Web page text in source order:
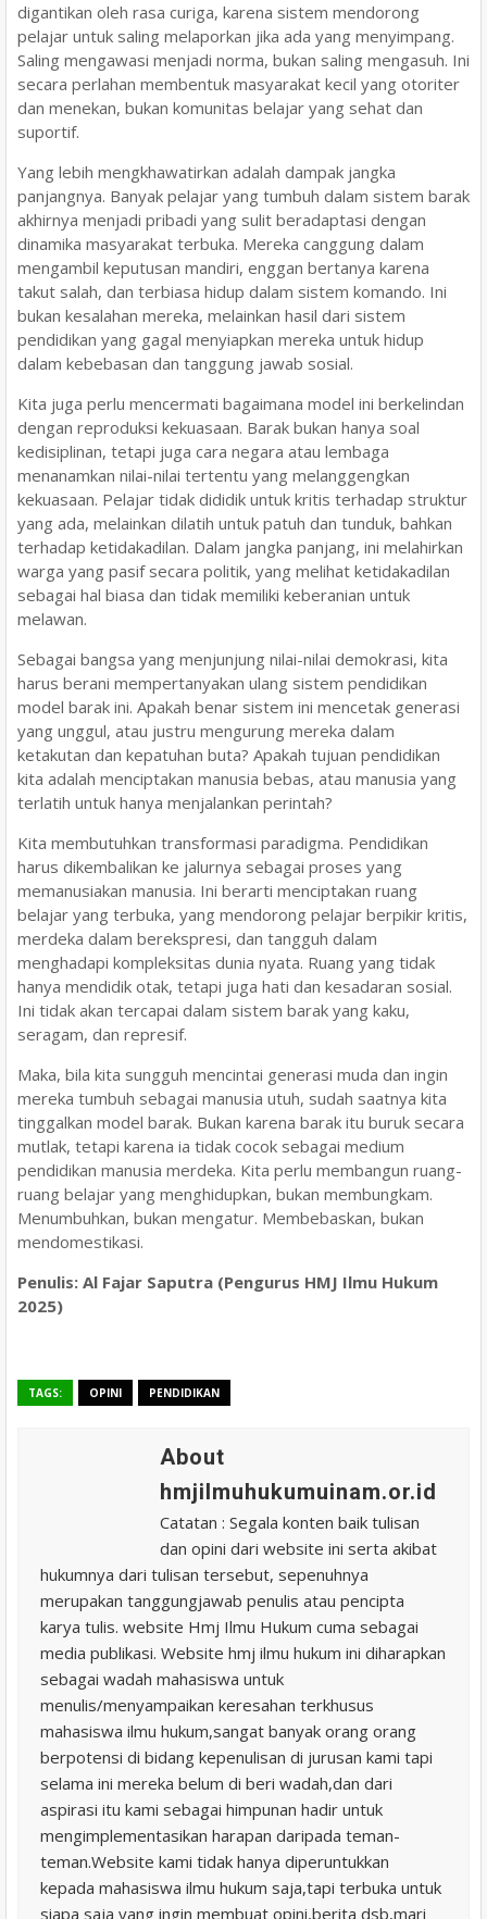
digantikan oleh rasa curiga, karena sistem mendorong
pelajar untuk saling melaporkan jika ada yang menyimpang.
Saling mengawasi menjadi norma, bukan saling mengasuh. Ini
secara perlahan membentuk masyarakat kecil yang otoriter
dan menekan, bukan komunitas belajar yang sehat dan
suportif.
Yang lebih mengkhawatirkan adalah dampak jangka
panjangnya. Banyak pelajar yang tumbuh dalam sistem barak
akhirnya menjadi pribadi yang sulit beradaptasi dengan
dinamika masyarakat terbuka. Mereka canggung dalam
mengambil keputusan mandiri, enggan bertanya karena
takut salah, dan terbiasa hidup dalam sistem komando. Ini
bukan kesalahan mereka, melainkan hasil dari sistem
pendidikan yang gagal menyiapkan mereka untuk hidup
dalam kebebasan dan tanggung jawab sosial.
Kita juga perlu mencermati bagaimana model ini berkelindan
dengan reproduksi kekuasaan. Barak bukan hanya soal
kedisiplinan, tetapi juga cara negara atau lembaga
menanamkan nilai-nilai tertentu yang melanggengkan
kekuasaan. Pelajar tidak dididik untuk kritis terhadap struktur
yang ada, melainkan dilatih untuk patuh dan tunduk, bahkan
terhadap ketidakadilan. Dalam jangka panjang, ini melahirkan
warga yang pasif secara politik, yang melihat ketidakadilan
sebagai hal biasa dan tidak memiliki keberanian untuk
melawan.
Sebagai bangsa yang menjunjung nilai-nilai demokrasi, kita
harus berani mempertanyakan ulang sistem pendidikan
model barak ini. Apakah benar sistem ini mencetak generasi
yang unggul, atau justru mengurung mereka dalam
ketakutan dan kepatuhan buta? Apakah tujuan pendidikan
kita adalah menciptakan manusia bebas, atau manusia yang
terlatih untuk hanya menjalankan perintah?
Kita membutuhkan transformasi paradigma. Pendidikan
harus dikembalikan ke jalurnya sebagai proses yang
memanusiakan manusia. Ini berarti menciptakan ruang
belajar yang terbuka, yang mendorong pelajar berpikir kritis,
merdeka dalam berekspresi, dan tangguh dalam
menghadapi kompleksitas dunia nyata. Ruang yang tidak
hanya mendidik otak, tetapi juga hati dan kesadaran sosial.
Ini tidak akan tercapai dalam sistem barak yang kaku,
seragam, dan represif.
Maka, bila kita sungguh mencintai generasi muda dan ingin
mereka tumbuh sebagai manusia utuh, sudah saatnya kita
tinggalkan model barak. Bukan karena barak itu buruk secara
mutlak, tetapi karena ia tidak cocok sebagai medium
pendidikan manusia merdeka. Kita perlu membangun ruang-
ruang belajar yang menghidupkan, bukan membungkam.
Menumbuhkan, bukan mengatur. Membebaskan, bukan
mendomestikasi.
Penulis: Al Fajar Saputra (Pengurus HMJ Ilmu Hukum
2025)
TAGS: OPINI PENDIDIKAN
About
hmjilmuhukumuinam.or.id
Catatan : Segala konten baik tulisan
dan opini dari website ini serta akibat
hukumnya dari tulisan tersebut, sepenuhnya
merupakan tanggungjawab penulis atau pencipta
karya tulis. website Hmj Ilmu Hukum cuma sebagai
media publikasi. Website hmj ilmu hukum ini diharapkan
sebagai wadah mahasiswa untuk
menulis/menyampaikan keresahan terkhusus
mahasiswa ilmu hukum,sangat banyak orang orang
berpotensi di bidang kepenulisan di jurusan kami tapi
selama ini mereka belum di beri wadah,dan dari
aspirasi itu kami sebagai himpunan hadir untuk
mengimplementasikan harapan daripada teman-
teman.Website kami tidak hanya diperuntukkan
kepada mahasiswa ilmu hukum saja,tapi terbuka untuk
siapa saja yang ingin membuat opini,berita dsb,mari